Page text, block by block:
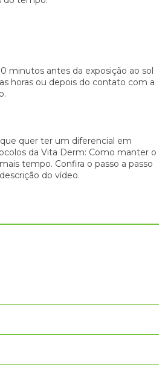
minutos antes da exposição ao sol
horas ou depois do contato com a
quer ter um diferencial em
da Vita Derm: Como manter o
tempo. Confira o passo a passo
do vídeo.